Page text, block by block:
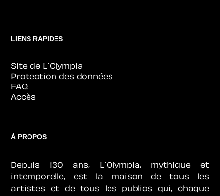
À PROPOS
Depuis 130 ans, L´Olympia, mythique et
intemporelle, est la maison de tous les
artistes et de tous les publics qui, chaque
LIENS RAPIDES
Site de L´Olympia
Protection des données
FAQ
Accès